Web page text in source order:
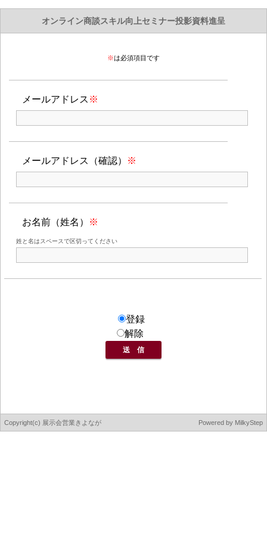
オンライン商談スキル向上セミナー投影資料進呈
※は必須項目です
メールアドレス ※
メールアドレス（確認） ※
お名前（姓名） ※
姓と名はスペースで区切ってください
登録
解除
Copyright(c) 展示会営業きよなが Powered by MilkyStep